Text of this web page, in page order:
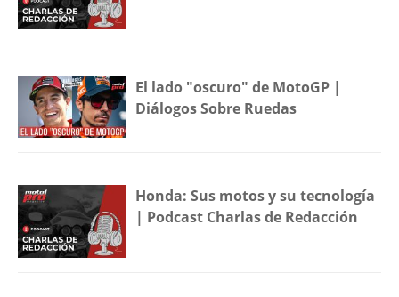
El lado "oscuro" de MotoGP |
Diálogos Sobre Ruedas
Honda: Sus motos y su tecnología
| Podcast Charlas de Redacción